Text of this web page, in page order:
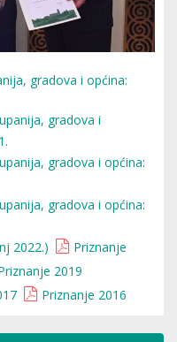
gradova i općina:
gradova i
gradova i općina:
gradova i općina:
2022.)
Priznanje
2019
Priznanje 2016